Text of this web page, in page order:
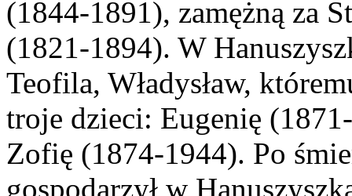
(1844-1891), zamężną za
(1821-1894). W
Teofila, Władysław,
troje dzieci: Eugenię
Zofię (1874-1944). Po
gospodarzył w